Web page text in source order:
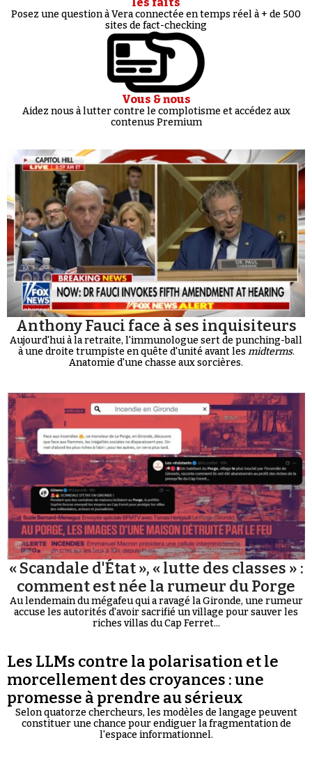
Posez une question à Vera connectée en temps réel à + de 500
sites de fact-checking
Vous & nous
Aidez nous à lutter contre le complotisme et accédez aux
contenus Premium
Anthony Fauci face à ses inquisiteurs
Aujourd'hui à la retraite, l'immunologue sert de punching-ball
à une droite trumpiste en quête d'unité avant les midterms.
Anatomie d'une chasse aux sorcières.
« Scandale d'État », « lutte des classes » :
comment est née la rumeur du Porge
Au lendemain du mégafeu qui a ravagé la Gironde, une rumeur
accuse les autorités d'avoir sacrifié un village pour sauver les
riches villas du Cap Ferret...
Les LLMs contre la polarisation et le
morcellement des croyances : une
promesse à prendre au sérieux
Selon quatorze chercheurs, les modèles de langage peuvent
constituer une chance pour endiguer la fragmentation de
l'espace informationnel.